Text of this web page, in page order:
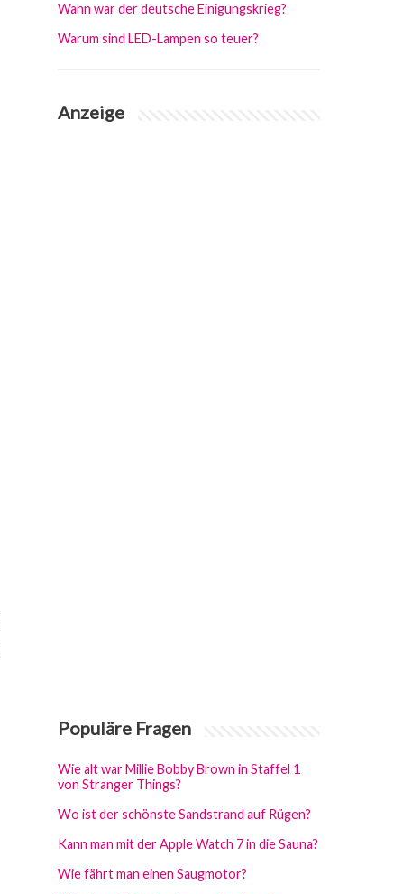
Wann war der deutsche Einigungskrieg?
Warum sind LED-Lampen so teuer?
Anzeige
Populäre Fragen
Wie alt war Millie Bobby Brown in Staffel 1
von Stranger Things?
Wo ist der schönste Sandstrand auf Rügen?
Kann man mit der Apple Watch 7 in die Sauna?
Wie fährt man einen Saugmotor?